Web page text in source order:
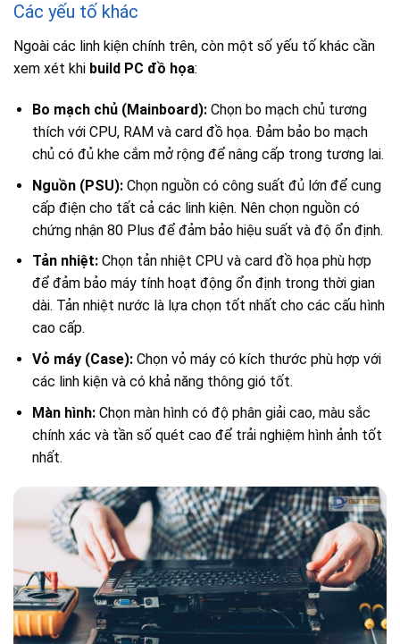
Các yếu tố khác
Ngoài các linh kiện chính trên, còn một số yếu tố khác cần
xem xét khi build PC đồ họa:
Bo mạch chủ (Mainboard):Chọn bo mạch chủ tương
thích với CPU, RAM và card đồ họa. Đảm bảo bo mạch
chủ có đủ khe cắm mở rộng để nâng cấp trong tương lai.
Nguồn (PSU):Chọn nguồn có công suất đủ lớn để cung
cấp điện cho tất cả các linh kiện. Nên chọn nguồn có
chứng nhận 80 Plus để đảm bảo hiệu suất và độ ổn định.
Tản nhiệt:Chọn tản nhiệt CPU và card đồ họa phù hợp
để đảm bảo máy tính hoạt động ổn định trong thời gian
dài. Tản nhiệt nước là lựa chọn tốt nhất cho các cấu hình
cao cấp.
Vỏ máy (Case):Chọn vỏ máy có kích thước phù hợp với
các linh kiện và có khả năng thông gió tốt.
Màn hình:Chọn màn hình có độ phân giải cao, màu sắc
chính xác và tần số quét cao để trải nghiệm hình ảnh tốt
nhất.